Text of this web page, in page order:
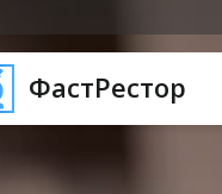
ФастРестор